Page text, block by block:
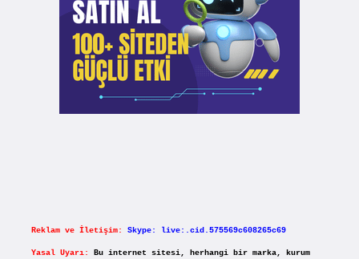
Reklam ve İletişim: Skype: live:.cid.575569c608265c69
Yasal Uyarı:
Bu internet sitesi, herhangi bir marka, kurum